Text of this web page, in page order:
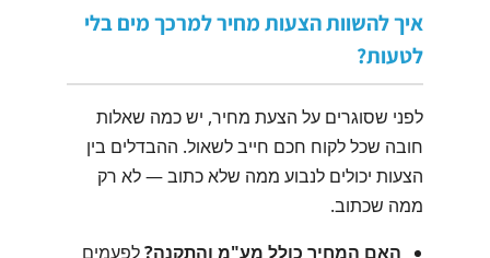
איך להשוות הצעות מחיר למרכך מים בלי
לטעות?
לפני שסוגרים על הצעת מחיר, יש כמה שאלות
חובה שכל לקוח חכם חייב לשאול. ההבדלים בין
הצעות יכולים לנבוע ממה שלא כתוב — לא רק
ממה שכתוב.
האם המחיר כולל מע"מ והתקנה?לפעמים